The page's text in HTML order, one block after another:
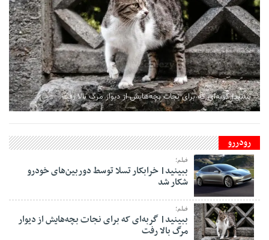
ببینید| گربه‌ای که برای نجات بچه‌هایش از دیوار مرگ بالا رفت
رودررو
فیلم؛
ببینید| خرابکار تسلا توسط دوربین‌های خودرو
شکار شد
فیلم؛
ببینید| گربه‌ای که برای نجات بچه‌هایش از دیوار
مرگ بالا رفت